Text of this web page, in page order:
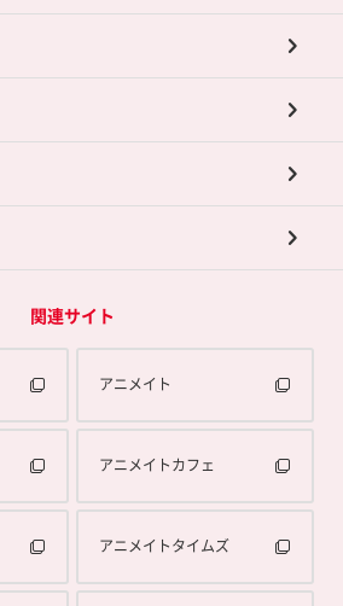
関連サイト
アニメイト
アニメイトカフェ
アニメイトタイムズ